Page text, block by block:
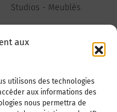
aux
utilisons des technologies
aux informations des
nous permettra de
Studios - Meublés
votre annonce